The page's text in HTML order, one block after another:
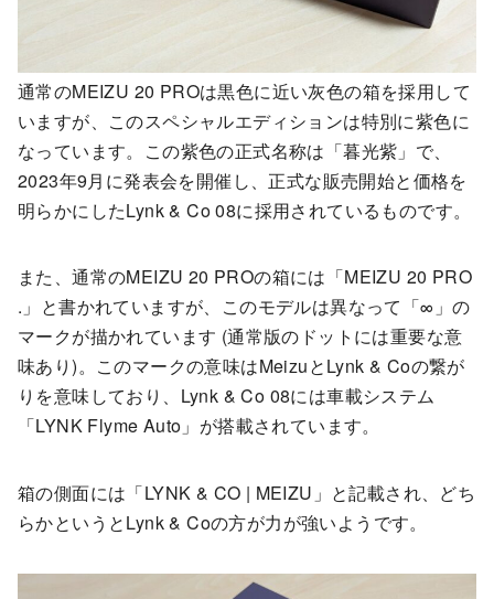
通常のMEIZU 20 PROは黒色に近い灰色の箱を採用して
いますが、このスペシャルエディションは特別に紫色に
なっています。この紫色の正式名称は「暮光紫」で、
2023年9月に発表会を開催し、正式な販売開始と価格を
明らかにしたLynk & Co 08に採用されているものです。
また、通常のMEIZU 20 PROの箱には「MEIZU 20 PRO
.」と書かれていますが、このモデルは異なって「∞」の
マークが描かれています (通常版のドットには重要な意
味あり)。このマークの意味はMeizuとLynk & Coの繋が
りを意味しており、Lynk & Co 08には車載システム
「LYNK Flyme Auto」が搭載されています。
箱の側面には「LYNK & CO | MEIZU」と記載され、どち
らかというとLynk & Coの方が力が強いようです。